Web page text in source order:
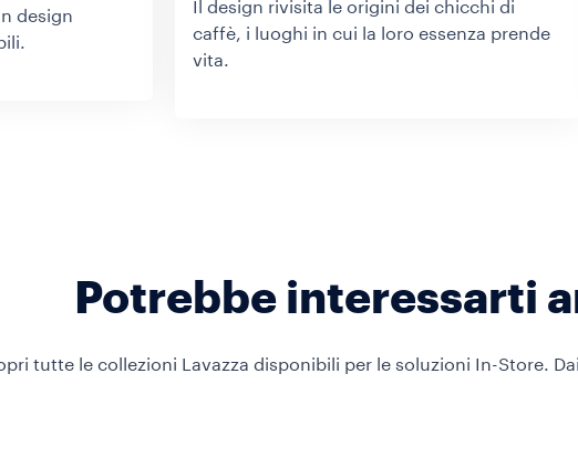
design
Il design rivisita le origini dei chicchi di
caffè, i luoghi in cui la loro essenza prende
vita.
Potrebbe interessarti
tutte le collezioni Lavazza disponibili per le soluzioni In-Store.